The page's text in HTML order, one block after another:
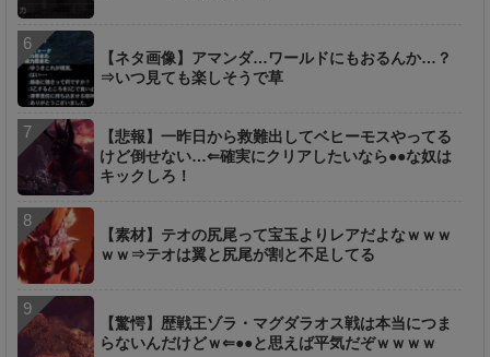
【ネタ画像】アマンダ…ワールドにもおるんか…？
⇒いつ見ても楽しそうで草
【悲報】一昨日から救難出してベヒーモスやってる
けど倒せない…⇐確実にクリアしたいなら●●な奴は
キックしろ！
【素材】テオの尻尾って宝玉よりレアだよなｗｗｗ
ｗｗ⇒テオは翼と尻尾が割と不足してる
【驚愕】歴戦王ゾラ・マグダラオス戦は本当につま
らないんだけどｗ⇐●●と思えば平気だぞｗｗｗｗ